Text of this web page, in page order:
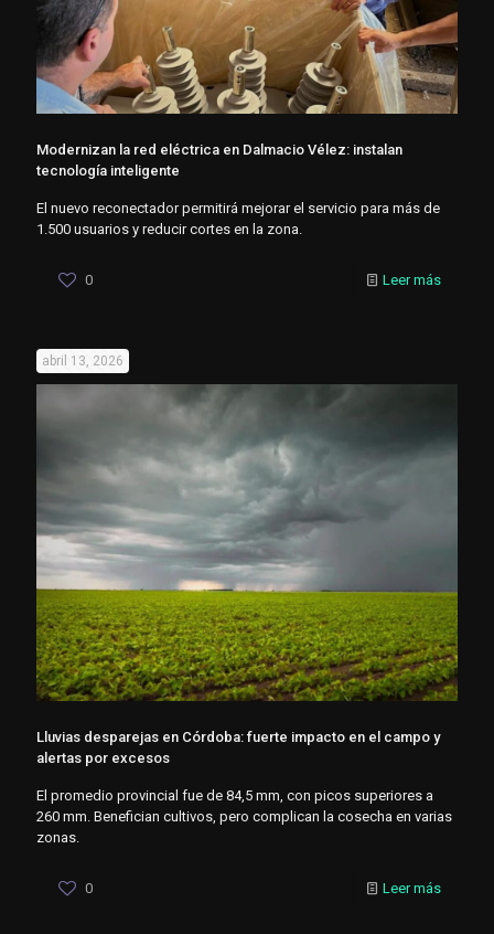
Modernizan la red eléctrica en Dalmacio Vélez: instalan
tecnología inteligente
El nuevo reconectador permitirá mejorar el servicio para más de
1.500 usuarios y reducir cortes en la zona.
0 Leer más
abril 13, 2026
Lluvias desparejas en Córdoba: fuerte impacto en el campo y
alertas por excesos
El promedio provincial fue de 84,5 mm, con picos superiores a
260 mm. Benefician cultivos, pero complican la cosecha en varias
zonas.
0 Leer más